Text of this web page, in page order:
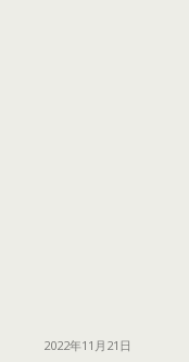
2022年11月21日